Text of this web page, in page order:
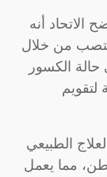
الاتحاد أنه
من خلال
الكسور
لتقويم
الطبيعي
مما يعمل